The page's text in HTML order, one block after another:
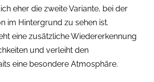
eher die zweite Variante, bei der
im Hintergrund zu sehen ist.
eine zusätzliche Wiedererkennung
und verleiht den
eine besondere Atmosphäre.